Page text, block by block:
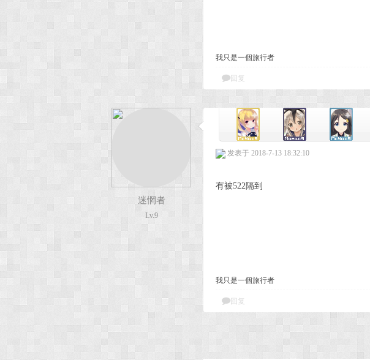
我只是一個旅行者
回复
迷惘者
Lv.9
发表于 2018-7-13 18:32:10
有被522隔到
我只是一個旅行者
回复